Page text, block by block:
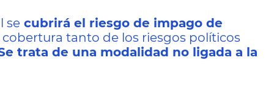
se cubrirá el riesgo de impago de
cobertura tanto de los riesgos políticos
trata de una modalidad no ligada a la